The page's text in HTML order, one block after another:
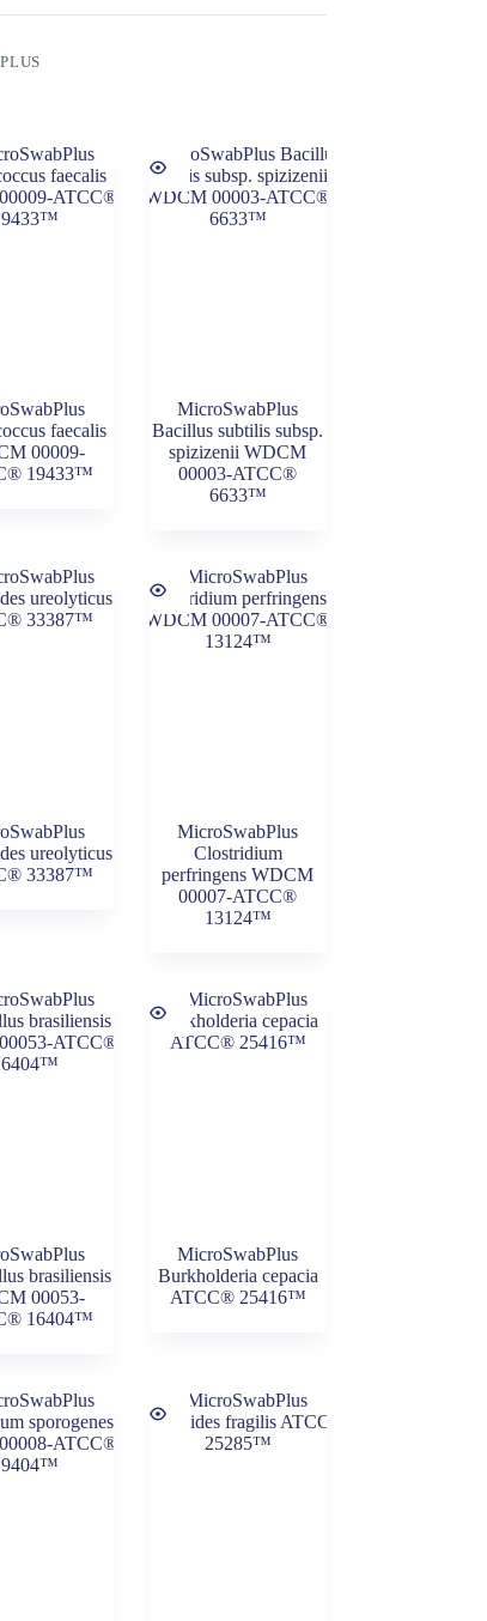
faecalis
00009-
19433™
MicroSwabPlus
Bacillus subtilis subsp.
spizizenii WDCM
00003-ATCC®
6633™
ureolyticus
33387™
MicroSwabPlus
Clostridium
perfringens WDCM
00007-ATCC®
13124™
brasiliensis
00053-
16404™
MicroSwabPlus
Burkholderia cepacia
ATCC® 25416™